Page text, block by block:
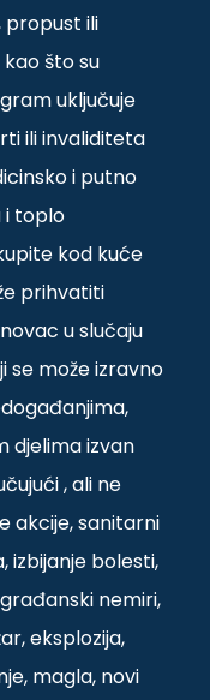
propust ili
što su
uključuje
ili invaliditeta
i putno
i toplo
kod kuće
prihvatiti
u slučaju
se može izravno
djelima izvan
, ali ne
akcije, sanitarni
bolesti,
nemiri,
eksplozija,
magla, novi